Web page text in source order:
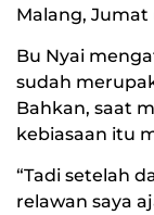
Malang, Jumat
Bu Nyai
sudah
Bahkan, saat
kebiasaan itu
“Tadi setelah
relawan saya